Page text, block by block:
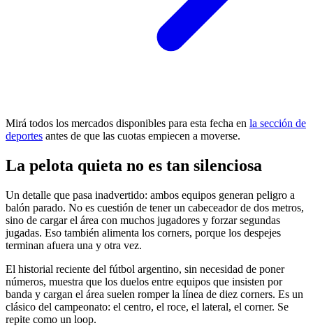
Mirá todos los mercados disponibles para esta fecha en la sección de
deportes antes de que las cuotas empiecen a moverse.
La pelota quieta no es tan silenciosa
Un detalle que pasa inadvertido: ambos equipos generan peligro a
balón parado. No es cuestión de tener un cabeceador de dos metros,
sino de cargar el área con muchos jugadores y forzar segundas
jugadas. Eso también alimenta los corners, porque los despejes
terminan afuera una y otra vez.
El historial reciente del fútbol argentino, sin necesidad de poner
números, muestra que los duelos entre equipos que insisten por
banda y cargan el área suelen romper la línea de diez corners. Es un
clásico del campeonato: el centro, el roce, el lateral, el corner. Se
repite como un loop.